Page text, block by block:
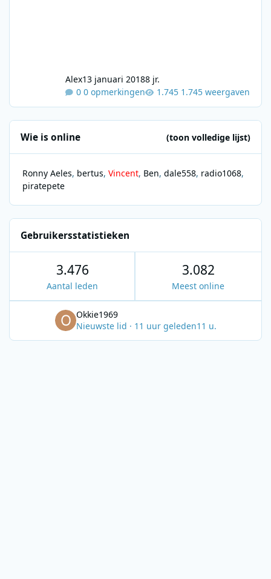
Alex13 januari 20188 jr.
0 opmerkingen
1.745 weergaven
Wie is online (toon volledige lijst)
Ronny Aeles bertus Vincent Ben dale558 radio1068
piratepete
Gebruikersstatistieken
3.476
Aantal leden
3.082
Meest online
Okkie1969
Nieuwste lid · 11 uur geleden11 u.